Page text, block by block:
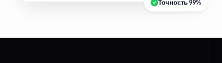
Точность 99%